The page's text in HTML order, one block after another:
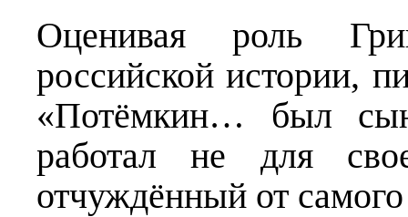
Оценивая роль
российской истории,
«Потёмкин… был
работал не для
отчуждённый от